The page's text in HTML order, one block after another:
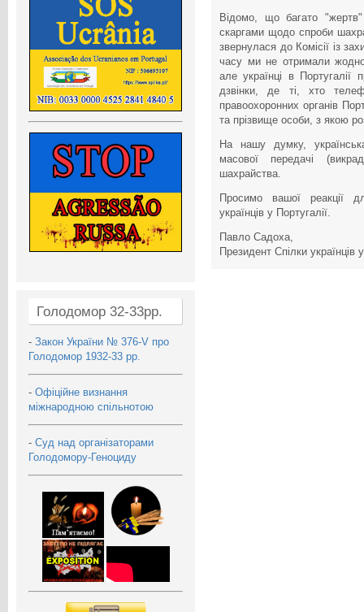
Голодомор 32-33рр.
- Закон України № 376-V про
Голодомор 1932-33 рр.
- Офіційне визнання
міжнародною спільнотою
- Суд над організаторами
Голодомору-Геноциду
Відомо, що багато "жертв"
скаргами щодо спроби
звернулася до Комісії із
часу ми не отримали
але українці в Португалії
дзвінки, де ті, хто
правоохоронних органів
та прізвище особи, з якою
На нашу думку,
масової передачі
шахрайства.
Просимо вашої реакції
українців у Португалії.
Павло Садоха,
Президент Спілки українців